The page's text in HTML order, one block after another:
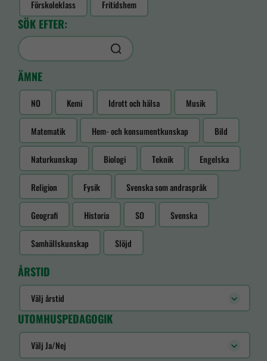
Förskoleklass Fritidshem
SÖK EFTER:
ÄMNE
NO Kemi Idrott och hälsa Musik
Matematik Hem- och konsumentkunskap Bild
Naturkunskap Biologi Teknik Engelska
Religion Fysik Svenska som andraspråk
Geografi Historia SO Svenska
Samhällskunskap Slöjd
ÅRSTID
Välj årstid
UTOMHUSPEDAGOGIK
Välj Ja/Nej